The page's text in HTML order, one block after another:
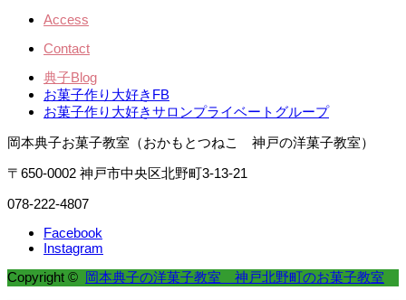
Access
Contact
典子Blog
お菓子作り大好きFB
お菓子作り大好きサロンプライベートグループ
岡本典子お菓子教室（おかもとつねこ 神戸の洋菓子教室）
〒650-0002 神戸市中央区北野町3-13-21
078-222-4807
Facebook
Instagram
Copyright © 岡本典子の洋菓子教室 神戸北野町のお菓子教室